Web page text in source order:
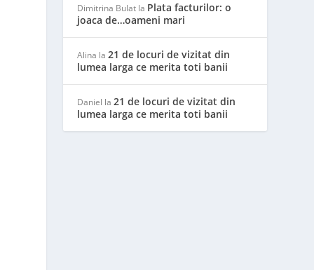
Dimitrina Bulat la Plata facturilor: o
joaca de…oameni mari
Alina la21 de locuri de vizitat din
lumea larga ce merita toti banii
Daniel la21 de locuri de vizitat din
lumea larga ce merita toti banii